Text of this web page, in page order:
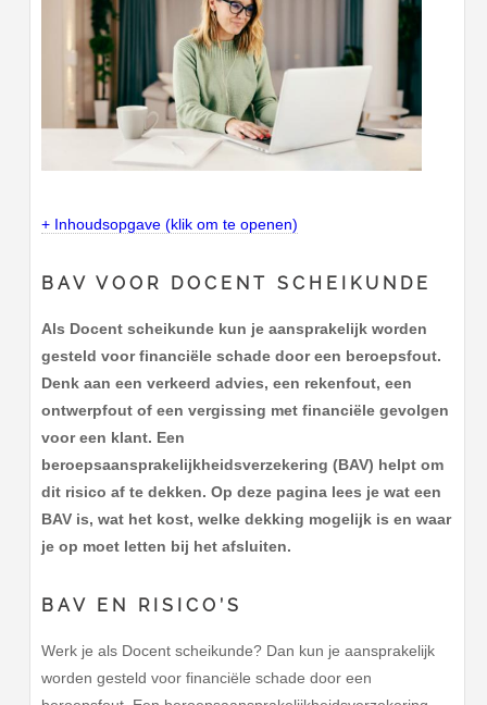
+ Inhoudsopgave (klik om te openen)
BAV VOOR DOCENT SCHEIKUNDE
Als Docent scheikunde kun je aansprakelijk worden
gesteld voor financiële schade door een beroepsfout.
Denk aan een verkeerd advies, een rekenfout, een
ontwerpfout of een vergissing met financiële gevolgen
voor een klant. Een
beroepsaansprakelijkheidsverzekering (BAV) helpt om
dit risico af te dekken. Op deze pagina lees je wat een
BAV is, wat het kost, welke dekking mogelijk is en waar
je op moet letten bij het afsluiten.
BAV EN RISICO’S
Werk je als Docent scheikunde? Dan kun je aansprakelijk
worden gesteld voor financiële schade door een